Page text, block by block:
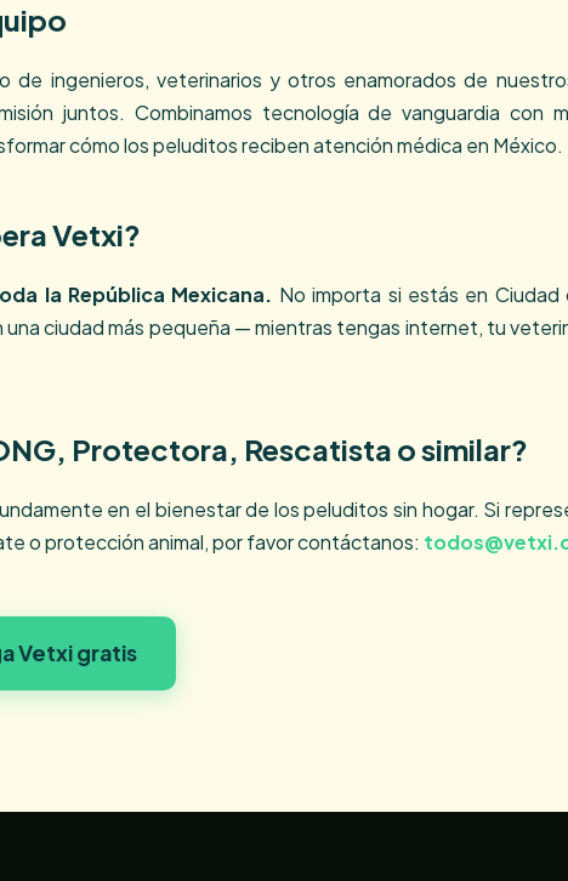
de ingenieros, veterinarios y otros enamorados de
juntos. Combinamos tecnología de vanguardia con
cómo los peluditos reciben atención médica en México.
Vetxi?
la República Mexicana. No importa si estás en Ciudad
una ciudad más pequeña — mientras tengas internet, tu
Protectora, Rescatista o similar?
en el bienestar de los peluditos sin hogar. Si
o protección animal, por favor contáctanos:
Vetxi gratis